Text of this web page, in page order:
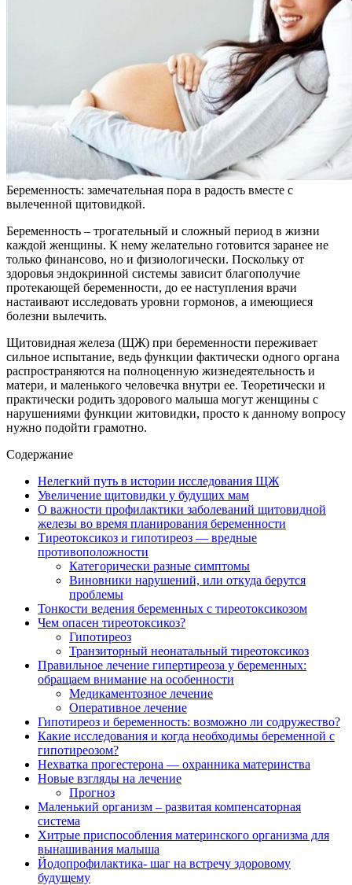
Беременность: замечательная пора в радость вместе с
вылеченной щитовидкой.
Беременность – трогательный и сложный период в жизни
каждой женщины. К нему желательно готовится заранее не
только финансово, но и физиологически. Поскольку от
здоровья эндокринной системы зависит благополучие
протекающей беременности, до ее наступления врачи
настаивают исследовать уровни гормонов, а имеющиеся
болезни вылечить.
Щитовидная железа (ЩЖ) при беременности переживает
сильное испытание, ведь функции фактически одного органа
распространяются на полноценную жизнедеятельность и
матери, и маленького человечка внутри ее. Теоретически и
практически родить здорового малыша могут женщины с
нарушениями функции житовидки, просто к данному вопросу
нужно подойти грамотно.
Содержание
Нелегкий путь в истории исследования ЩЖ
Увеличение щитовидки у будущих мам
О важности профилактики заболеваний щитовидной
железы во время планирования беременности
Тиреотоксикоз и гипотиреоз — вредные
противоположности
Категорически разные симптомы
Виновники нарушений, или откуда берутся
проблемы
Тонкости ведения беременных с тиреотоксикозом
Чем опасен тиреотоксикоз?
Гипотиреоз
Транзиторный неонатальный тиреотоксикоз
Правильное лечение гипертиреоза у беременных:
обращаем внимание на особенности
Медикаментозное лечение
Оперативное лечение
Гипотиреоз и беременность: возможно ли содружество?
Какие исследования и когда необходимы беременной с
гипотиреозом?
Нехватка прогестерона — охранника материнства
Новые взгляды на лечение
Прогноз
Маленький организм – развитая компенсаторная
система
Хитрые приспособления материнского организма для
вынашивания малыша
Йодопрофилактика- шаг на встречу здоровому
будущему